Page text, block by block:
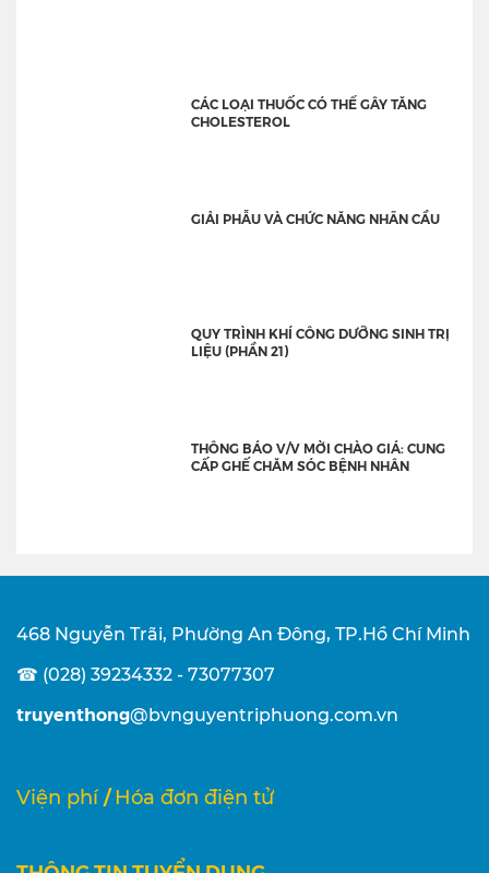
CÁC LOẠI THUỐC CÓ THỂ GÂY TĂNG
CHOLESTEROL
GIẢI PHẪU VÀ CHỨC NĂNG NHÃN CẦU
QUY TRÌNH KHÍ CÔNG DƯỠNG SINH TRỊ
LIỆU (PHẦN 21)
THÔNG BÁO V/V MỜI CHÀO GIÁ: CUNG
CẤP GHẾ CHĂM SÓC BỆNH NHÂN
468 Nguyễn Trãi, Phường An Đông, TP.Hồ Chí Minh
☎ (028) 39234332 - 73077307
truyenthong@bvnguyentriphuong.com.vn
Viện phí / Hóa đơn điện tử